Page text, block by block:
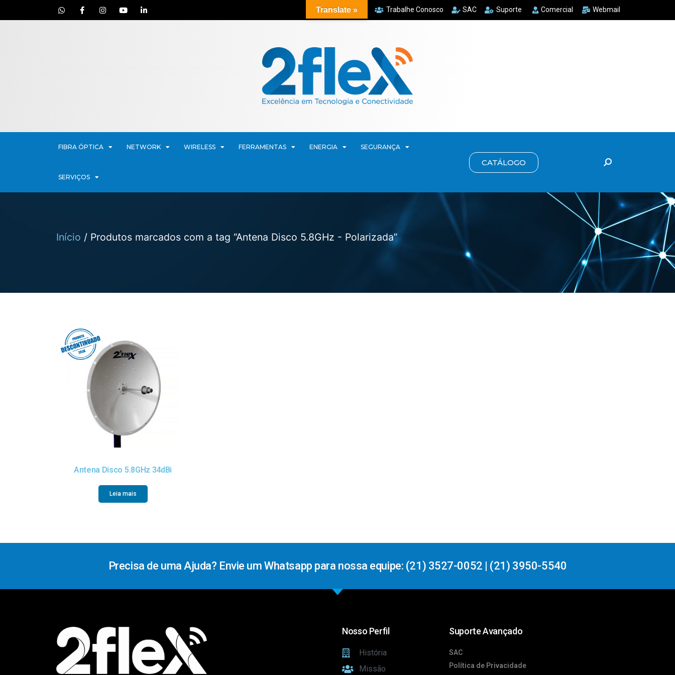
Trabalhe Conosco SAC Suporte Comercial Webmail
FIBRA ÓPTICA NETWORK WIRELESS FERRAMENTAS ENERGIA SEGURANÇA
SERVIÇOS
CATÁLOGO
Início / Produtos marcados com a tag “Antena Disco 5.8GHz - Polarizada”
Antena Disco 5.8GHz 34dBi
Leia mais
Precisa de uma Ajuda? Envie um Whatsapp para nossa equipe: (21) 3527-0052 | (21) 3950-5540
Nosso Perfil
História
Missão
Suporte Avançado
SAC
Política de Privacidade
Translate »